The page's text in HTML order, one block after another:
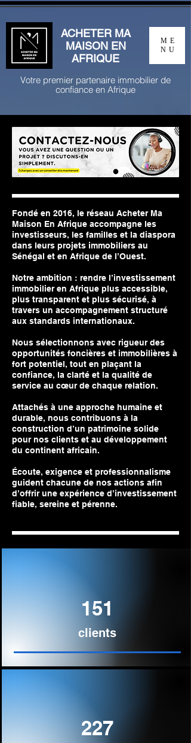
ACHETER MA
MAISON EN
AFRIQUE
Votre premier partenaire immobilier de
confiance en Afrique
ME
NU
Fondé en 2016, le réseau Acheter Ma
Maison En Afrique accompagne les
investisseurs, les familles et la diaspora
dans leurs projets immobiliers au
Sénégal et en Afrique de l’Ouest.
Notre ambition : rendre l’investissement
immobilier en Afrique plus accessible,
plus transparent et plus sécurisé, à
travers un accompagnement structuré
aux standards internationaux.
Nous sélectionnons avec rigueur des
opportunités foncières et immobilières à
fort potentiel, tout en plaçant la
confiance, la clarté et la qualité de
service au cœur de chaque relation.
Attachés à une approche humaine et
durable, nous contribuons à la
construction d’un patrimoine solide
pour nos clients et au développement
du continent africain.
Écoute, exigence et professionnalisme
guident chacune de nos actions afin
d’offrir une expérience d’investissement
fiable, sereine et pérenne.
151
clients
227